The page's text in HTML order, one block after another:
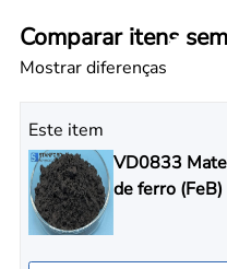
Comparar itens
Mostrar diferenças
Este item
VD0833
de ferro (FeB)